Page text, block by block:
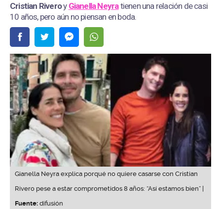
Cristian Riveroy Gianella Neyratienen una relación de casi
10 años, pero aún no piensan en boda.
Gianella Neyra explica porqué no quiere casarse con Cristian
Rivero pese a estar comprometidos 8 años: “Así estamos bien” |
Fuente: difusión